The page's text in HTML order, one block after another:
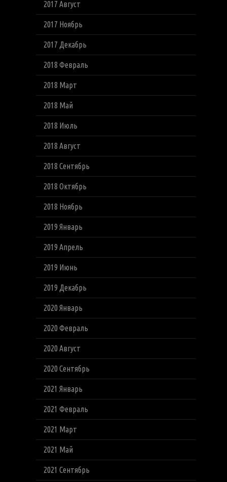
2017 Август
2017 Ноябрь
2017 Декабрь
2018 Февраль
2018 Март
2018 Май
2018 Июль
2018 Август
2018 Сентябрь
2018 Октябрь
2018 Ноябрь
2019 Январь
2019 Апрель
2019 Июнь
2019 Декабрь
2020 Январь
2020 Февраль
2020 Август
2020 Сентябрь
2021 Январь
2021 Февраль
2021 Март
2021 Май
2021 Сентябрь